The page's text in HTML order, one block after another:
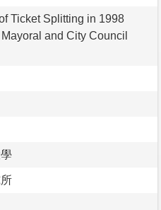
Ticket Splitting in 1998
and City Council